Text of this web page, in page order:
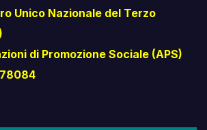
Unico Nazionale del Terzo
di Promozione Sociale (APS)